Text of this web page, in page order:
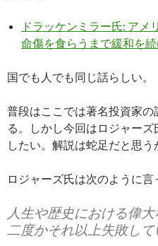
ドラッケンミラー氏: ア
命傷を食らうまで緩和を
国でも人でも同じ話らしい。
普段はここでは著名投資家
る。しかし今回はロジャー
したい。解説は蛇足だと思う
ロジャーズ氏は次のように言
人生や歴史における偉
二度かそれ以上失敗して